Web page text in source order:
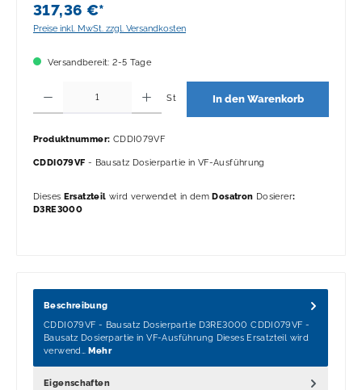
317,36 €*
Preise inkl. MwSt. zzgl. Versandkosten
Versandbereit: 2-5 Tage
St In den Warenkorb
Produktnummer: CDDI079VF
CDDI079VF - Bausatz Dosierpartie in VF-Ausführung
Dieses Ersatzteil wird verwendet in demDosatron Dosierer:
D3RE3000
Beschreibung
CDDI079VF - Bausatz Dosierpartie D3RE3000 CDDI079VF -
Bausatz Dosierpartie in VF-Ausführung Dieses Ersatzteil wird
verwend…Mehr
Eigenschaften